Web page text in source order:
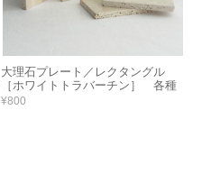
大理石プレート／レクタングル
［ホワイトトラバーチン］ 各種
¥800